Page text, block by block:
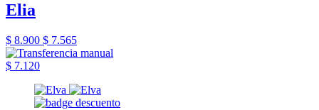
Elia
$ 8.900 $ 7.565
$ 7.120